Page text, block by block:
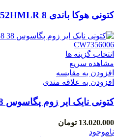
کتونی هوکا باندی 8 Hoka bondi 8 1127952HMLR
انتخاب گزینه ها
مشاهده سریع
افزودن به مقایسه
افزودن به علاقه مندی
13.020.000 تومان
ناموجود